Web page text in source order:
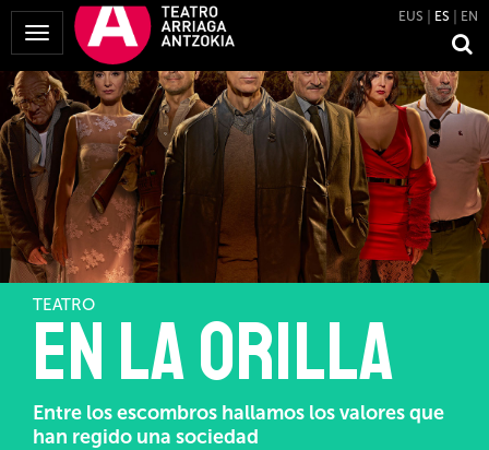
Mostrar
Menú
EUS ES EN
TEATRO
En la orilla
Entre los escombros hallamos los valores que
han regido una sociedad